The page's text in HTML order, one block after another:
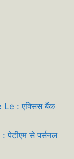
: एक्सिस बैंक
से पर्सनल